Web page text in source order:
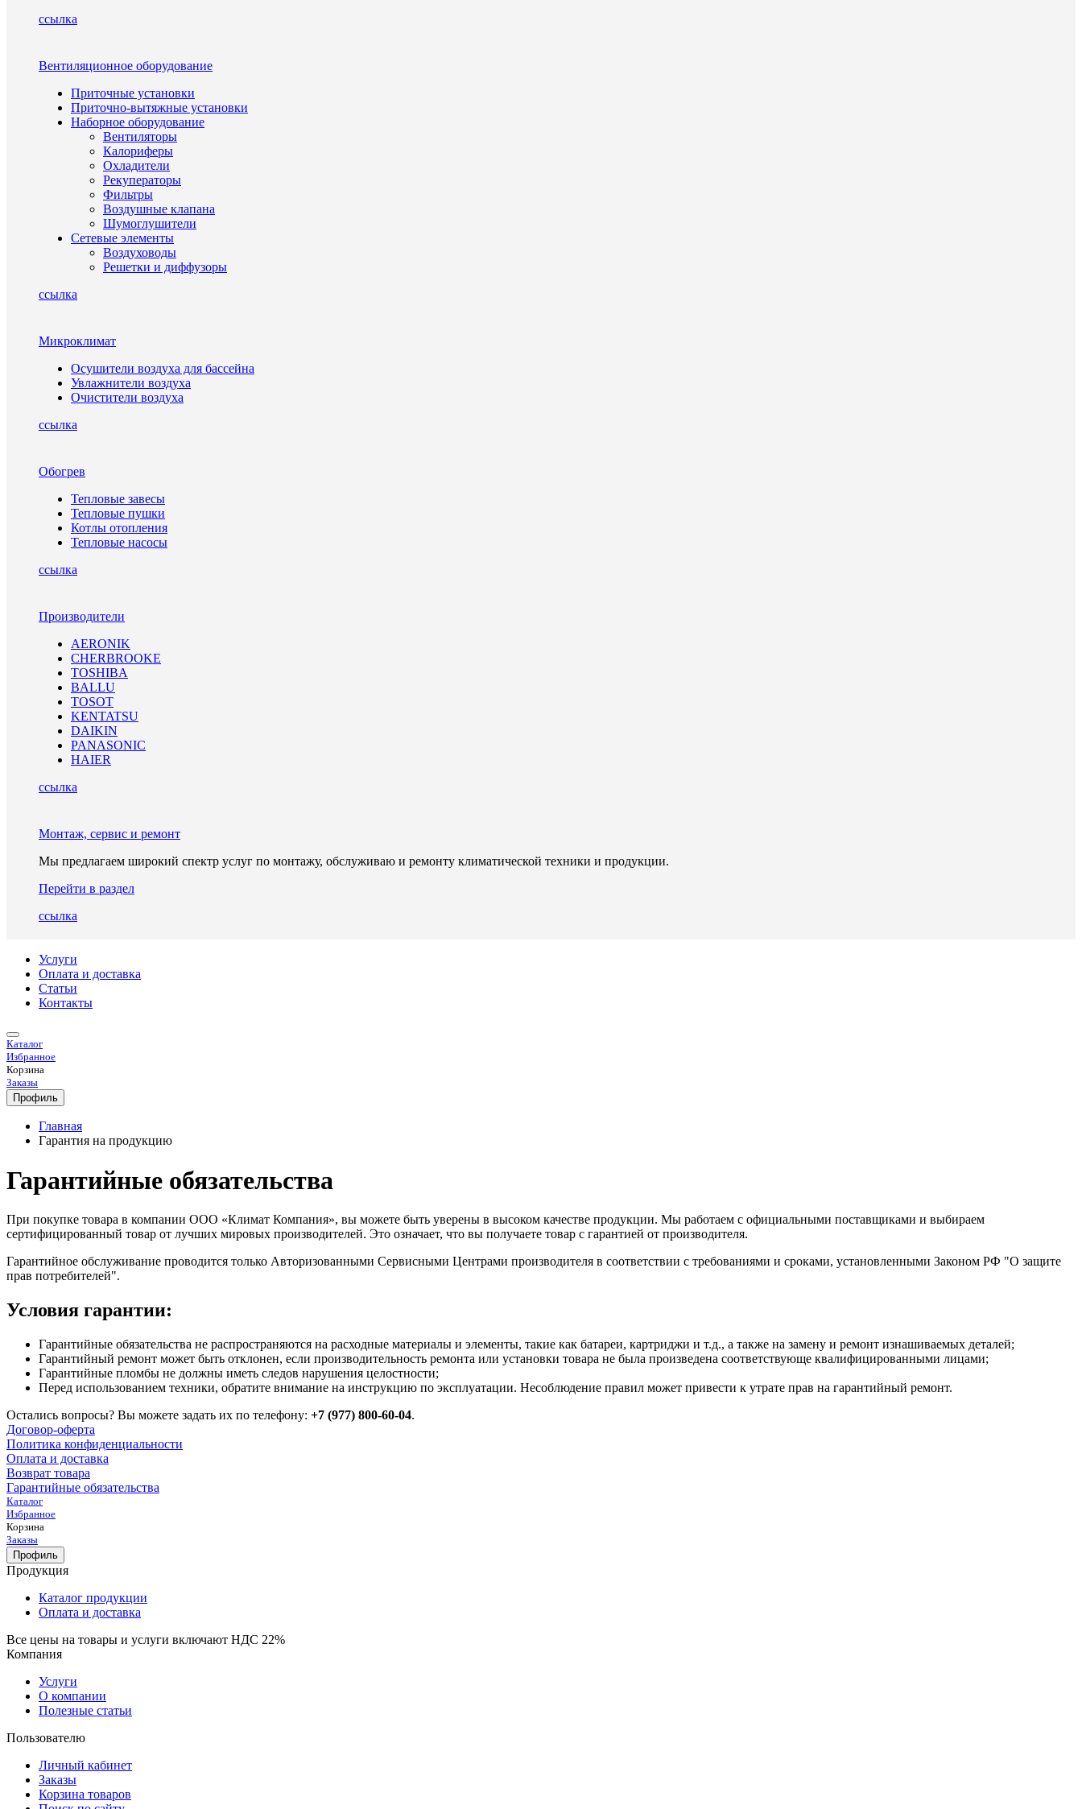
ссылка
Вентиляционное оборудование
Приточные установки
Приточно-вытяжные установки
Наборное оборудование
Вентиляторы
Калориферы
Охладители
Рекуператоры
Фильтры
Воздушные клапана
Шумоглушители
Сетевые элементы
Воздуховоды
Решетки и диффузоры
ссылка
Микроклимат
Осушители воздуха для бассейна
Увлажнители воздуха
Очистители воздуха
ссылка
Обогрев
Тепловые завесы
Тепловые пушки
Котлы отопления
Тепловые насосы
ссылка
Производители
AERONIK
CHERBROOKE
TOSHIBA
BALLU
TOSOT
KENTATSU
DAIKIN
PANASONIC
HAIER
ссылка
Монтаж, сервис и ремонт
Мы предлагаем широкий спектр услуг по монтажу, обслуживаю и ремонту климатической техники и продукции.
Перейти в раздел
ссылка
Услуги
Оплата и доставка
Статьи
Контакты
Каталог
Избранное
Корзина
Заказы
Профиль
Главная
Гарантия на продукцию
Гарантийные обязательства
При покупке товара в компании ООО «Климат Компания», вы можете быть уверены в высоком качестве продукции. Мы работаем с официальными поставщиками и выбираем
сертифицированный товар от лучших мировых производителей. Это означает, что вы получаете товар с гарантией от производителя.
Гарантийное обслуживание проводится только Авторизованными Сервисными Центрами производителя в соответствии с требованиями и сроками, установленными Законом РФ "О защите
прав потребителей".
Условия гарантии:
Гарантийные обязательства не распространяются на расходные материалы и элементы, такие как батареи, картриджи и т.д., а также на замену и ремонт изнашиваемых деталей;
Гарантийный ремонт может быть отклонен, если производительность ремонта или установки товара не была произведена соответствующе квалифицированными лицами;
Гарантийные пломбы не должны иметь следов нарушения целостности;
Перед использованием техники, обратите внимание на инструкцию по эксплуатации. Несоблюдение правил может привести к утрате прав на гарантийный ремонт.
Остались вопросы? Вы можете задать их по телефону: +7 (977) 800-60-04.
Договор-оферта
Политика конфиденциальности
Оплата и доставка
Возврат товара
Гарантийные обязательства
Каталог
Избранное
Корзина
Заказы
Профиль
Продукция
Каталог продукции
Оплата и доставка
Все цены на товары и услуги включают НДС 22%
Компания
Услуги
О компании
Полезные статьи
Пользователю
Личный кабинет
Заказы
Корзина товаров